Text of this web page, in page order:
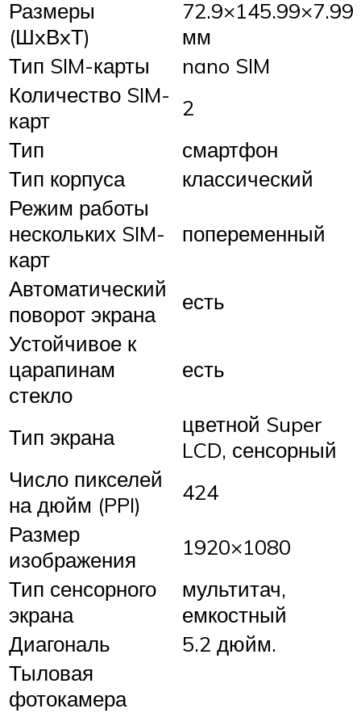
Размеры
(ШxВxТ)
72.9×145.99×7.99
мм
Тип SIM-карты
nano SIM
Количество SIM-
карт
2
Тип
смартфон
Тип корпуса
классический
Режим работы
нескольких SIM-
карт
попеременный
Автоматический
поворот экрана
есть
Устойчивое к
царапинам
стекло
есть
Тип экрана
цветной Super
LCD, сенсорный
Число пикселей
на дюйм (PPI)
424
Размер
изображения
1920×1080
Тип сенсорного
экрана
мультитач,
емкостный
Диагональ
5.2 дюйм.
Тыловая
фотокамера